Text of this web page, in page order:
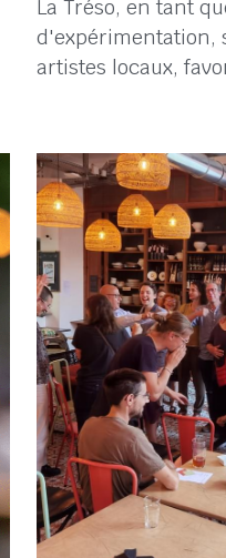
15 novembre
artistes,
artistes locaux,